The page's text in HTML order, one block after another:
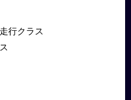
行クラス